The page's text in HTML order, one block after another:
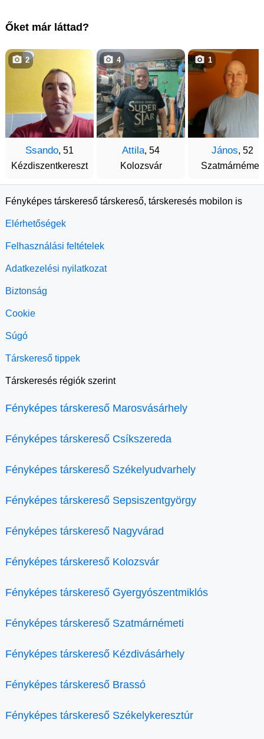
Őket már láttad?
Ssando, 51
Kézdiszentkereszt
2
Attila, 54
Kolozsvár
4
János, 52
Szatmárnémeti
1
Fényképes társkereső társkereső, társkeresés mobilon is
Elérhetőségek
Felhasználási feltételek
Adatkezelési nyilatkozat
Biztonság
Cookie
Súgó
Társkereső tippek
Társkeresés régiók szerint
Fényképes társkereső Marosvásárhely
Fényképes társkereső Csíkszereda
Fényképes társkereső Székelyudvarhely
Fényképes társkereső Sepsiszentgyörgy
Fényképes társkereső Nagyvárad
Fényképes társkereső Kolozsvár
Fényképes társkereső Gyergyószentmiklós
Fényképes társkereső Szatmárnémeti
Fényképes társkereső Kézdivásárhely
Fényképes társkereső Brassó
Fényképes társkereső Székelykeresztúr